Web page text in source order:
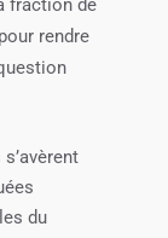
fraction de
rendre
du